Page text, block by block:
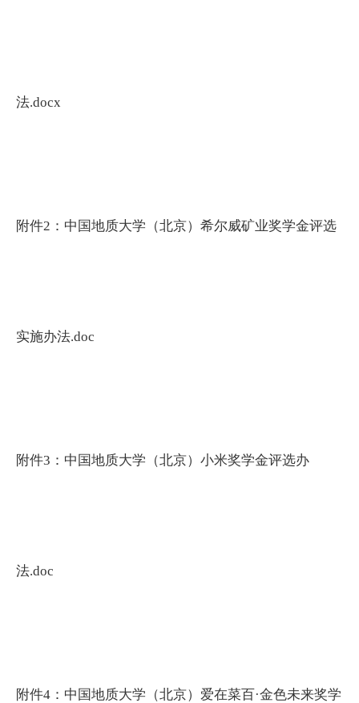
法.docx
附件2：中国地质大学（北京）希尔威矿业奖学金评选
实施办法.doc
附件3：中国地质大学（北京）小米奖学金评选办
法.doc
附件4：中国地质大学（北京）爱在菜百·金色未来奖学